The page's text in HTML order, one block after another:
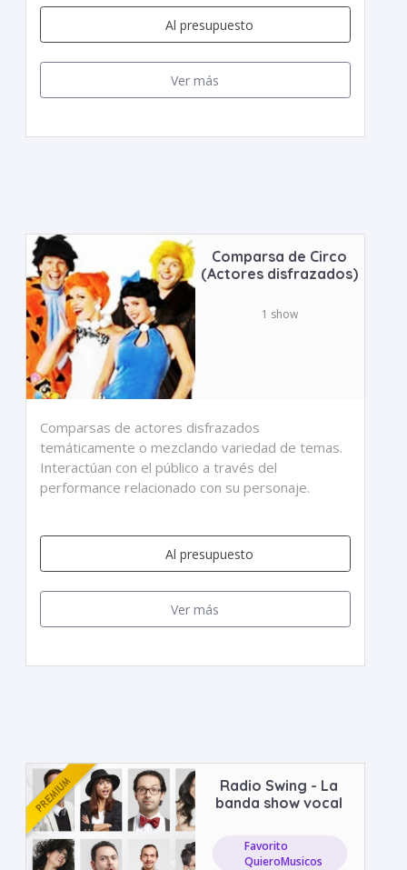
Al presupuesto
Ver más
Comparsa de Circo
(Actores disfrazados)
1 show
Comparsas de actores disfrazados
temáticamente o mezclando variedad de temas.
Interactúan con el público a través del
performance relacionado con su personaje.
Al presupuesto
Ver más
Radio Swing - La
banda show vocal
Favorito
QuieroMusicos